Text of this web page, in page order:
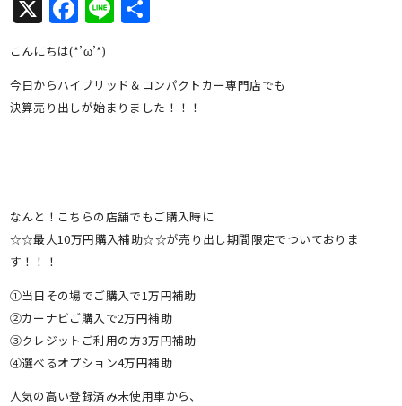
X Facebook
Line共
こんにちは(*’ω’*)
今日からハイブリッド＆コンパクトカー専門店でも
決算売り出しが始まりました！！！
なんと！こちらの店舗でもご購入時に
☆☆最大10万円購入補助☆☆が売り出し期間限定でついておりま
す！！！
①当日その場でご購入で1万円補助
②カーナビご購入で2万円補助
③クレジットご利用の方3万円補助
④選べるオプション4万円補助
人気の高い登録済み未使用車から、